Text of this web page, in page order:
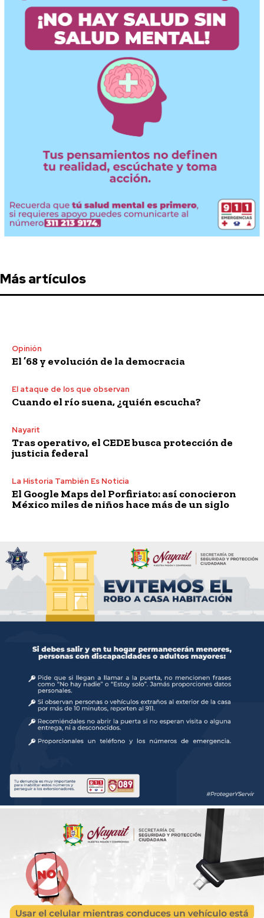
Más artículos
Opinión
El ’68 y evolución de la democracia
El ataque de los que observan
Cuando el río suena, ¿quién escucha?
Nayarit
Tras operativo, el CEDE busca protección de
justicia federal
La Historia También Es Noticia
El Google Maps del Porfiriato: así conocieron
México miles de niños hace más de un siglo